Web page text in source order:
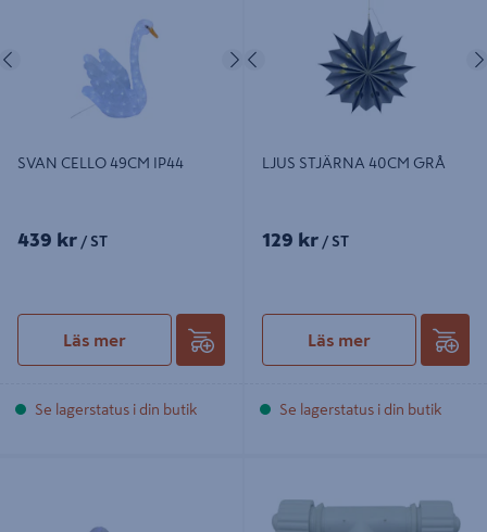
Föregående Nästa
SVAN CELLO 49CM IP44
439 kr / ST
Läs mer
Se lagerstatus i din butik
Föregående
LJUS STJÄRNA 40CM GRÅ
129 kr / ST
Läs mer
Se lagerstatus i din butik